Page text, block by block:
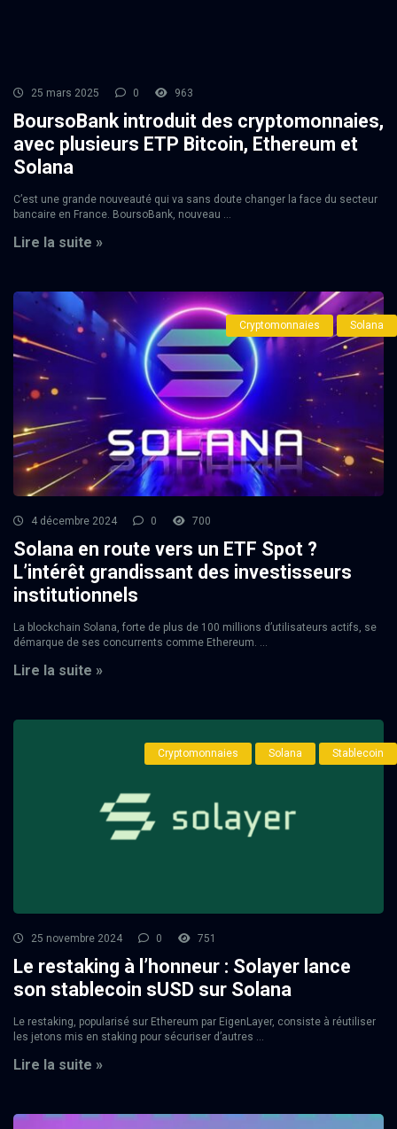
25 mars 2025 0 963
BoursoBank introduit des cryptomonnaies,
avec plusieurs ETP Bitcoin, Ethereum et
Solana
C’est une grande nouveauté qui va sans doute changer la face du secteur
bancaire en France. BoursoBank, nouveau ...
Lire la suite »
Cryptomonnaies Solana
4 décembre 2024 0 700
Solana en route vers un ETF Spot ?
L’intérêt grandissant des investisseurs
institutionnels
La blockchain Solana, forte de plus de 100 millions d’utilisateurs actifs, se
démarque de ses concurrents comme Ethereum. ...
Lire la suite »
Cryptomonnaies Solana Stablecoin
25 novembre 2024 0 751
Le restaking à l’honneur : Solayer lance
son stablecoin sUSD sur Solana
Le restaking, popularisé sur Ethereum par EigenLayer, consiste à réutiliser
les jetons mis en staking pour sécuriser d’autres ...
Lire la suite »